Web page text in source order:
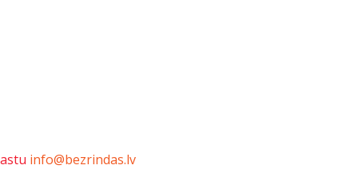
info@bezrindas.lv